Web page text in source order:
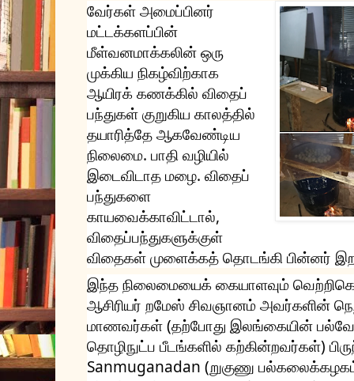
வேர்கள் அமைப்பினர்
மட்டக்களப்பின்
மீள்வனமாக்கலின் ஒரு
முக்கிய நிகழ்விற்காக
ஆயிரக் கணக்கில் விதைப்
பந்துகள் குறுகிய காலத்தில்
தயாரித்தே ஆகவேண்டிய
நிலைமை. பாதி வழியில்
இடைவிடாத மழை. விதைப்
பந்துகளை
காயவைக்காவிட்டால்,
விதைப்பந்துகளுக்குள்
விதைகள் முளைக்கத் தொடங்கி பின்னர்
இந்த நிலைமையைக் கையாளவும்
ஆசிரியர் றமேஸ் சிவஞானம் அவர்களின்
மாணவர்கள் (தற்போது இலங்கையின்
தொழிநுட்ப பீடங்களில் கற்கின்றவர்கள்)
Sanmuganadan (றுகுணு